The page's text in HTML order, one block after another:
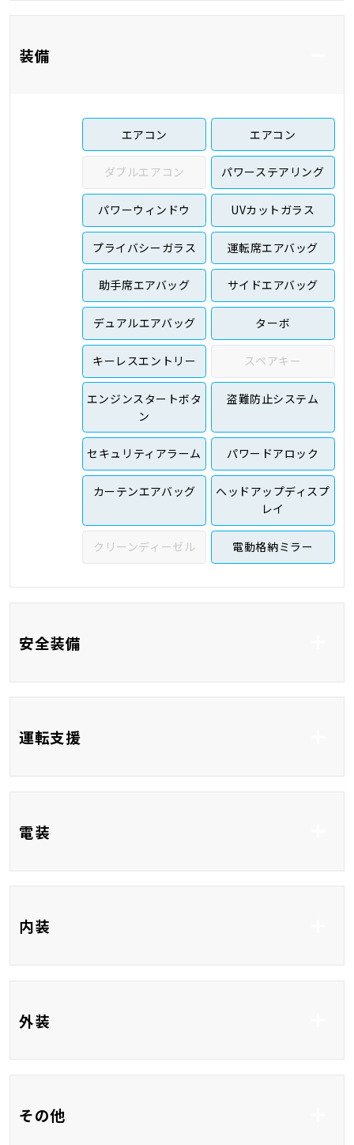
装備
エアコン エアコン
ダブルエアコン パワーステアリング
パワーウィンドウ UVカットガラス
プライバシーガラス 運転席エアバッグ
助手席エアバッグ サイドエアバッグ
デュアルエアバッグ ターボ
キーレスエントリー スペアキー
エンジンスタートボタ
ン
盗難防止システム
セキュリティアラーム パワードアロック
カーテンエアバッグ
ヘッドアップディスプ
レイ
クリーンディーゼル 電動格納ミラー
安全装備
衝突安全ボディ コーナーセンサー
運転支援
電装
Bluetooth接続 USB入力端子
内装
外装
その他